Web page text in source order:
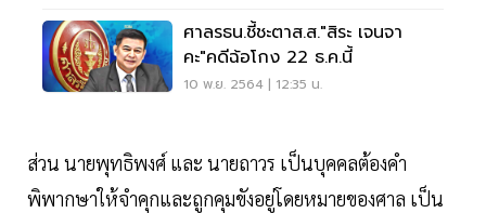
ศาลรธน.ชี้ชะตาส.ส."สิระ เจนจา
คะ"คดีฉ้อโกง 22 ธ.ค.นี้
10 พ.ย. 2564 | 12:35 น.
ส่วน นายพุทธิพงศ์ และ นายถาวร เป็นบุคคลต้องคำ
พิพากษาให้จำคุกและถูกคุมขังอยู่โดยหมายของศาล เป็น